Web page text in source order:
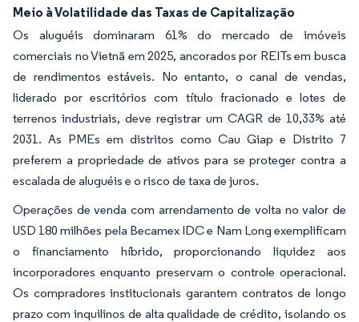
Meio à Volatilidade das Taxas de Capitalização
Os aluguéis dominaram 61% do mercado de imóveis
comerciais no Vietnã em 2025, ancorados por REITs em busca
de rendimentos estáveis. No entanto, o canal de vendas,
liderado por escritórios com título fracionado e lotes de
terrenos industriais, deve registrar um CAGR de 10,33% até
2031. As PMEs em distritos como Cau Giap e Distrito 7
preferem a propriedade de ativos para se proteger contra a
escalada de aluguéis e o risco de taxa de juros.
Operações de venda com arrendamento de volta no valor de
USD 180 milhões pela Becamex IDC e Nam Long exemplificam
o financiamento híbrido, proporcionando liquidez aos
incorporadores enquanto preservam o controle operacional.
Os compradores institucionais garantem contratos de longo
prazo com inquilinos de alta qualidade de crédito, isolando os